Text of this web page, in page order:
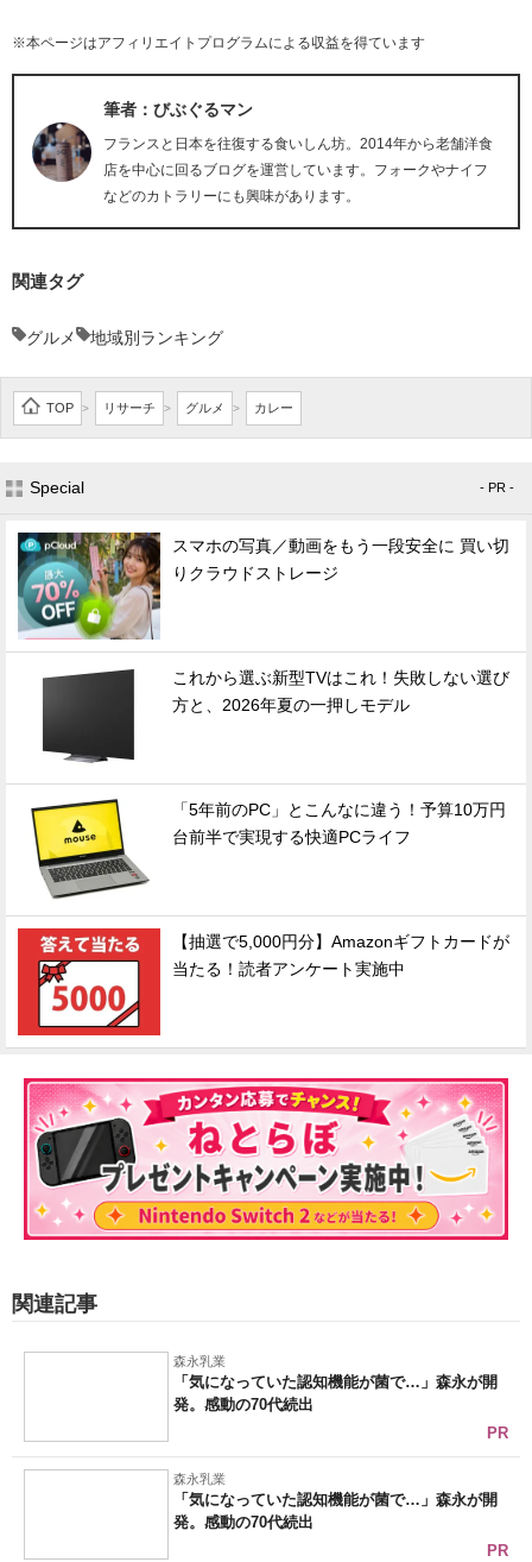
※本ページはアフィリエイトプログラムによる収益を得ています
筆者：びぶぐるマン
フランスと日本を往復する食いしん坊。2014年から老舗洋食
店を中心に回るブログを運営しています。フォークやナイフ
などのカトラリーにも興味があります。
関連タグ
グルメ 地域別ランキング
TOP > リサーチ > グルメ > カレー
Special - PR -
スマホの写真／動画をもう一段安全に 買い切
りクラウドストレージ
これから選ぶ新型TVはこれ！失敗しない選び
方と、2026年夏の一押しモデル
「5年前のPC」とこんなに違う！予算10万円
台前半で実現する快適PCライフ
【抽選で5,000円分】Amazonギフトカードが
当たる！読者アンケート実施中
関連記事
森永乳業
「気になっていた認知機能が菌で…」森永が開
発。感動の70代続出
PR
森永乳業
「気になっていた認知機能が菌で…」森永が開
発。感動の70代続出
PR